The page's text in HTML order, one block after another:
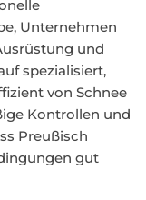
Unternehmen
und
spezialisiert,
von Schnee
Kontrollen und
Preußisch
gut